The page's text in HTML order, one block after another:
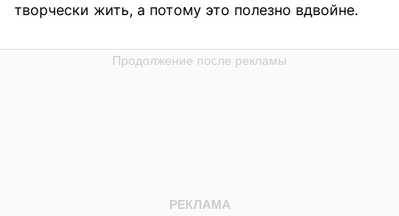
творчески жить, а потому это полезно вдвойне.